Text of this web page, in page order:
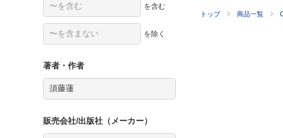
トップ 商品一覧
を含む
を除く
著者・作者
販売会社/出版社（メーカー）